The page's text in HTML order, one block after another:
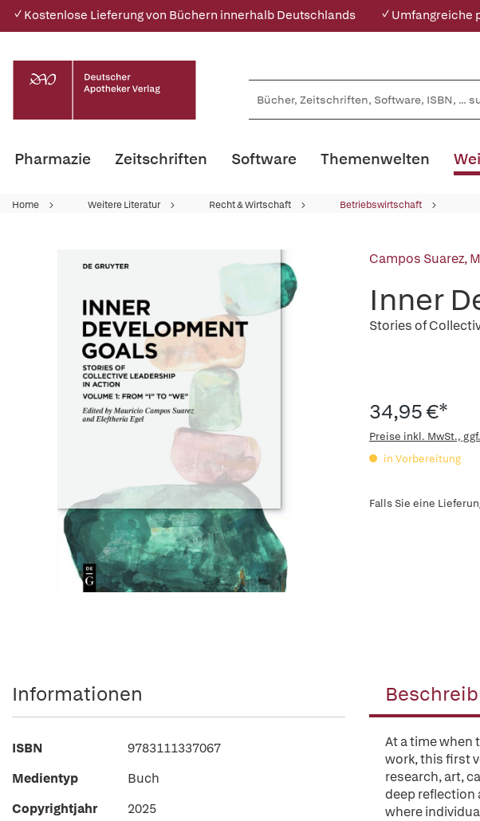
✓ Kostenlose Lieferung von Büchern innerhalb Deutschlands ✓ Umfangreiche
Pharmazie Zeitschriften Software Themenwelten
Home Weitere Literatur Recht & Wirtschaft Betriebswirtschaft
Campos Suarez,
Inner
Stories of
34,95 €*
Preise inkl. MwSt.,
in Vorbereitung
Falls Sie eine
At a time when
work, this first
research, art,
deep reflection
where
Informationen
ISBN
9783111337067
Medientyp
Buch
Copyrightjahr
2025